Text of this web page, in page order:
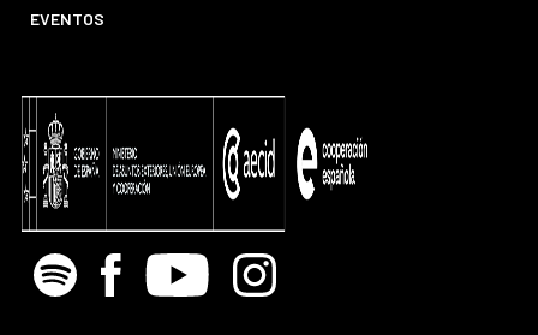
EVENTOS
Spotify Facebook
Youtube Instagram